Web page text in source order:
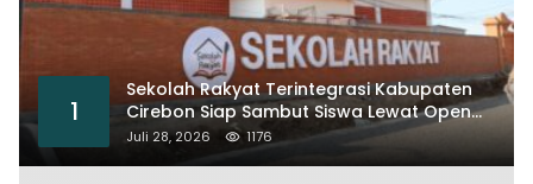
1
Sekolah Rakyat Terintegrasi Kabupaten
Cirebon Siap Sambut Siswa Lewat Open
House dan MPLS
Juli 28, 2026 1176